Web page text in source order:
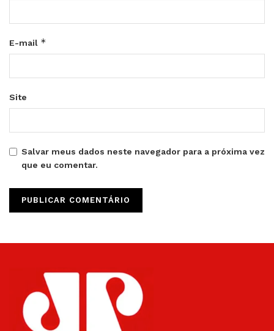
E-mail *
Site
Salvar meus dados neste navegador para a próxima vez
que eu comentar.